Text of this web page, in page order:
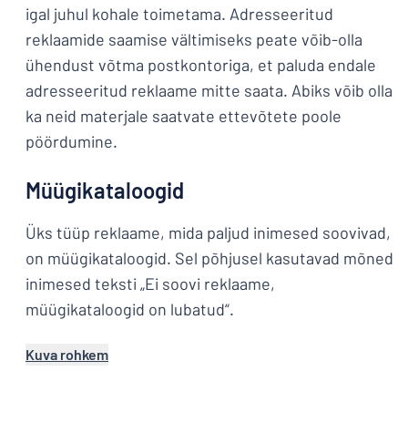
igal juhul kohale toimetama. Adresseeritud
reklaamide saamise vältimiseks peate võib-olla
ühendust võtma postkontoriga, et paluda endale
adresseeritud reklaame mitte saata. Abiks võib olla
ka neid materjale saatvate ettevõtete poole
pöördumine.
Müügikataloogid
Üks tüüp reklaame, mida paljud inimesed soovivad,
on müügikataloogid. Sel põhjusel kasutavad mõned
inimesed teksti „Ei soovi reklaame,
müügikataloogid on lubatud“.
Kuva rohkem